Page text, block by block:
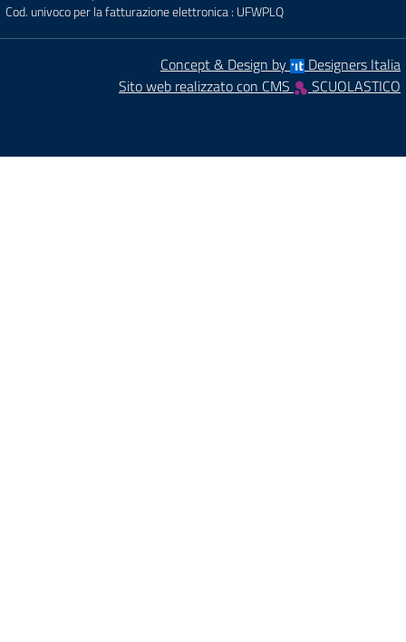
Cod. univoco per la fatturazione elettronica : UFWPLQ
Concept & Design by
Designers Italia
Sito web realizzato con CMS
SCUOLASTICO